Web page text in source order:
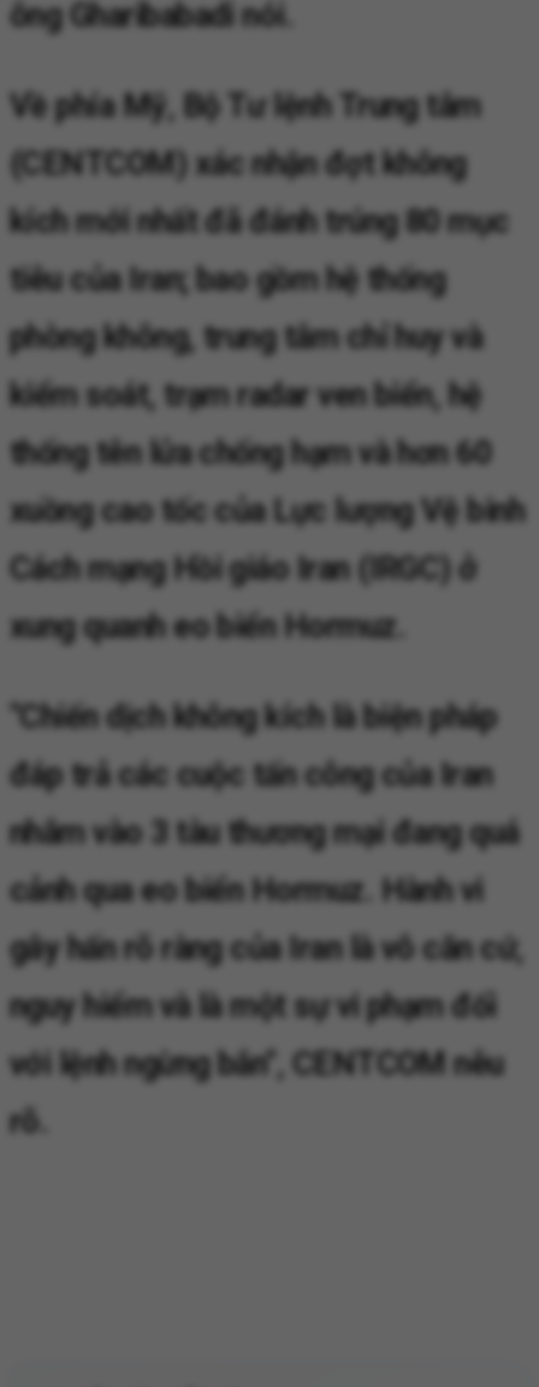
ông Gharibabadi nói.
Về phía Mỹ, Bộ Tư lệnh Trung tâm
(CENTCOM) xác nhận đợt không
kích mới nhất đã đánh trúng 80 mục
tiêu của Iran; bao gồm hệ thống
phòng không, trung tâm chỉ huy và
kiểm soát, trạm radar ven biển, hệ
thống tên lửa chống hạm và hơn 60
xuồng cao tốc của Lực lượng Vệ binh
Cách mạng Hồi giáo Iran (IRGC) ở
xung quanh eo biển Hormuz.
"Chiến dịch không kích là biện pháp
đáp trả các cuộc tấn công của Iran
nhắm vào 3 tàu thương mại đang quá
cảnh qua eo biển Hormuz. Hành vi
gây hấn rõ ràng của Iran là vô căn cứ,
nguy hiểm và là một sự vi phạm đối
với lệnh ngừng bắn", CENTCOM nêu
rõ.